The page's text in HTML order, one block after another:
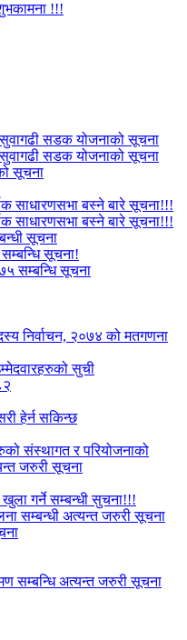
!!!
सडक योजनाको सूचना
सडक योजनाको सूचना
सूचना
साधारणसभा बस्ने बारे सूचना!!!
साधारणसभा बस्ने बारे सूचना!!!
सूचना
सूचना!
सम्बन्धि सूचना
निर्वाचन, २०७४ को मतगणना
सुची
हेर्न सकिन्छ
संस्थागत र परियोजनाको
जरुरी सूचना
गर्ने सम्बन्धी सुचना!!!
सम्बन्धी अत्यन्त जरुरी सूचना
सम्बन्धि अत्यन्त जरुरी सूचना